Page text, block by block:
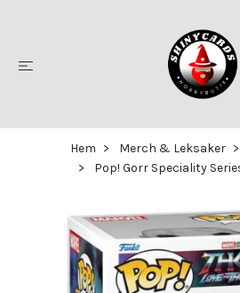
Hem Merch & Leksaker
Pop! Gorr Speciality